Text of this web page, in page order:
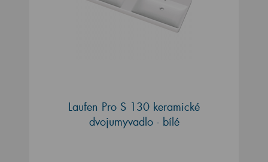
Laufen Pro S 130 keramické
dvojumyvadlo - bílé